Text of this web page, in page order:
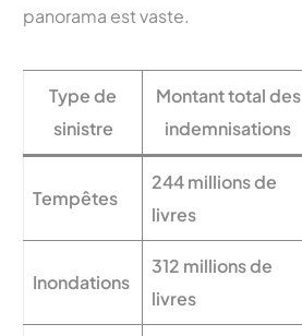
panorama est vaste.
Type de
sinistre
Montant total des
indemnisations
Tempêtes
244 millions de
livres
Inondations
312 millions de
livres